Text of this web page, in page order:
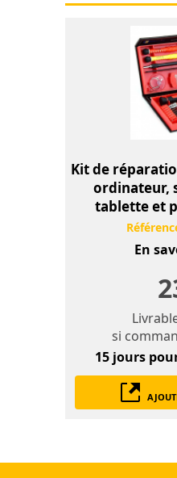
Kit de
ordinateur,
tablette et
En
si
15 jours